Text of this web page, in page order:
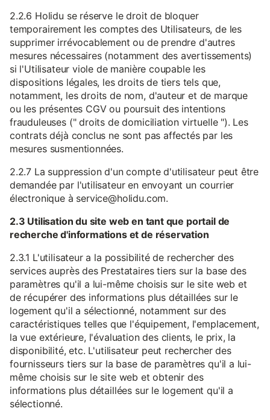
2.2.6 Holidu se réserve le droit de bloquer
temporairement les comptes des Utilisateurs, de les
supprimer irrévocablement ou de prendre d'autres
mesures nécessaires (notamment des avertissements)
si l'Utilisateur viole de manière coupable les
dispositions légales, les droits de tiers tels que,
notamment, les droits de nom, d'auteur et de marque
ou les présentes CGV ou poursuit des intentions
frauduleuses (" droits de domiciliation virtuelle "). Les
contrats déjà conclus ne sont pas affectés par les
mesures susmentionnées.
2.2.7 La suppression d'un compte d'utilisateur peut être
demandée par l'utilisateur en envoyant un courrier
électronique à service@holidu.com.
2.3 Utilisation du site web en tant que portail de
recherche d'informations et de réservation
2.3.1 L'utilisateur a la possibilité de rechercher des
services auprès des Prestataires tiers sur la base des
paramètres qu'il a lui-même choisis sur le site web et
de récupérer des informations plus détaillées sur le
logement qu'il a sélectionné, notamment sur des
caractéristiques telles que l'équipement, l'emplacement,
la vue extérieure, l'évaluation des clients, le prix, la
disponibilité, etc. L'utilisateur peut rechercher des
fournisseurs tiers sur la base de paramètres qu'il a lui-
même choisis sur le site web et obtenir des
informations plus détaillées sur le logement qu'il a
sélectionné.